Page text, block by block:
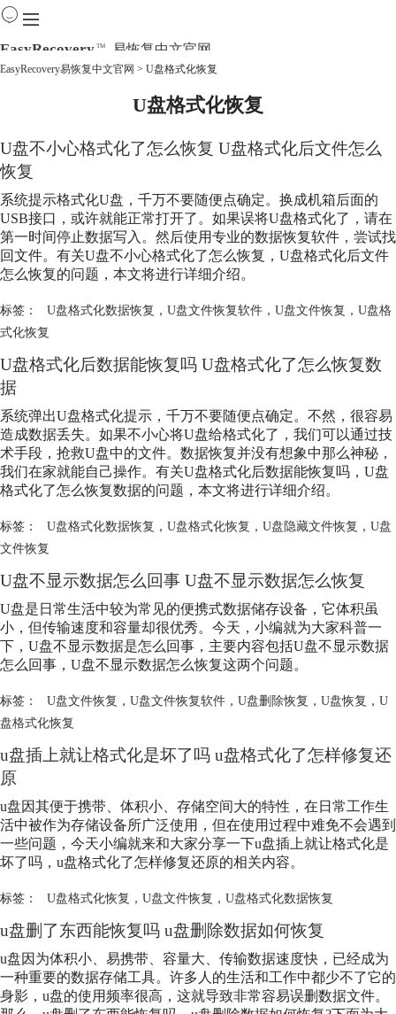
EasyRecovery TM 易恢复中文官网
下载
购买
教程
线下数据恢复
EasyRecovery易恢复中文官网 > U盘格式化恢复
U盘格式化恢复
U盘不小心格式化了怎么恢复 U盘格式化后文件怎么
恢复
系统提示格式化U盘，千万不要随便点确定。换成机箱后面的
USB接口，或许就能正常打开了。如果误将U盘格式化了，请在
第一时间停止数据写入。然后使用专业的数据恢复软件，尝试找
回文件。有关U盘不小心格式化了怎么恢复，U盘格式化后文件
怎么恢复的问题，本文将进行详细介绍。
标签： U盘格式化数据恢复 ， U盘文件恢复软件， U盘文件恢复 ， U盘格
式化恢复
U盘格式化后数据能恢复吗 U盘格式化了怎么恢复数
据
系统弹出U盘格式化提示，千万不要随便点确定。不然，很容易
造成数据丢失。如果不小心将U盘给格式化了，我们可以通过技
术手段，抢救U盘中的文件。数据恢复并没有想象中那么神秘，
我们在家就能自己操作。有关U盘格式化后数据能恢复吗，U盘
格式化了怎么恢复数据的问题，本文将进行详细介绍。
标签： U盘格式化数据恢复 ， U盘格式化恢复 ， U盘隐藏文件恢复 ， U盘
文件恢复
U盘不显示数据怎么回事 U盘不显示数据怎么恢复
U盘是日常生活中较为常见的便携式数据储存设备，它体积虽
小，但传输速度和容量却很优秀。今天，小编就为大家科普一
下，U盘不显示数据是怎么回事，主要内容包括U盘不显示数据
怎么回事，U盘不显示数据怎么恢复这两个问题。
标签： U盘文件恢复 ， U盘文件恢复软件， U盘删除恢复 ， U盘恢复 ， U
盘格式化恢复
u盘插上就让格式化是坏了吗 u盘格式化了怎样修复还
原
u盘因其便于携带、体积小、存储空间大的特性，在日常工作生
活中被作为存储设备所广泛使用，但在使用过程中难免不会遇到
一些问题，今天小编就来和大家分享一下u盘插上就让格式化是
坏了吗，u盘格式化了怎样修复还原的相关内容。
标签： U盘格式化恢复 ， U盘文件恢复 ， U盘格式化数据恢复
u盘删了东西能恢复吗 u盘删除数据如何恢复
u盘因为体积小、易携带、容量大、传输数据速度快，已经成为
一种重要的数据存储工具。许多人的生活和工作中都少不了它的
身影，u盘的使用频率很高，这就导致非常容易误删数据文件。